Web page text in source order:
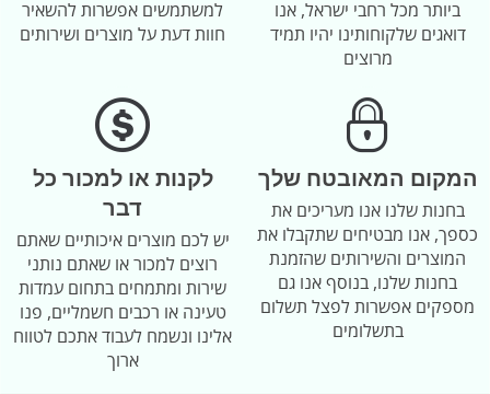
ביותר מכל רחבי ישראל, אנו
דואגים שלקוחותינו יהיו תמיד
מרוצים
למשתמשים אפשרות להשאיר
חוות דעת על מוצרים ושירותים
המקום המאובטח שלך
בחנות שלנו אנו מעריכים את
כספך, אנו מבטיחים שתקבלו את
המוצרים והשירותים שהזמנת
בחנות שלנו, בנוסף אנו גם
מספקים אפשרות לפצל תשלום
בתשלומים
לקנות או למכור כל
דבר
יש לכם מוצרים איכותיים שאתם
רוצים למכור או שאתם נותני
שירות ומתמחים בתחום עמדות
טעינה או רכבים חשמליים, פנו
אלינו ונשמח לעבוד אתכם לטווח
ארוך